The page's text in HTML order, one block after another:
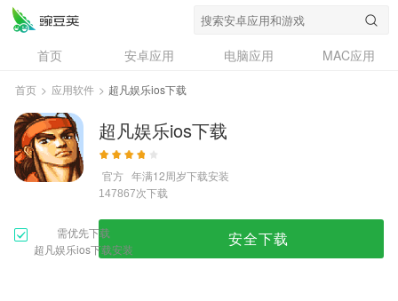
首页 安卓应用 电脑应用
MAC应用
资讯
专题
问答
首页 > 应用软件 > 超凡娱乐ios下载
超凡娱乐ios下载
官方 年满12周岁下载安装
147867次下载
需优先下载
超凡娱乐ios下载安装
安全下载